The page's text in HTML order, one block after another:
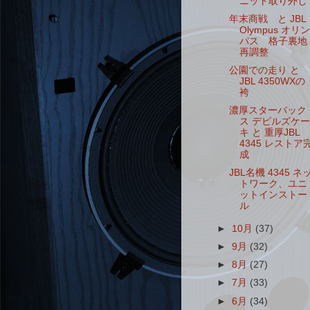
年末商戦 と JBL
Olympus オリン
パス 格子裏地
再調整
公園での走り と
JBL 4350WXの
袴
濃厚スターバック
ス デビルズケー
キ と 重厚JBL
4345 レストア
成
JBL名機 4345 ネ
トワーク、ユニ
ットインストー
ル
► 10月 (37)
►9月 (32)
►8月(27)
►7月 (33)
►6月 (34)